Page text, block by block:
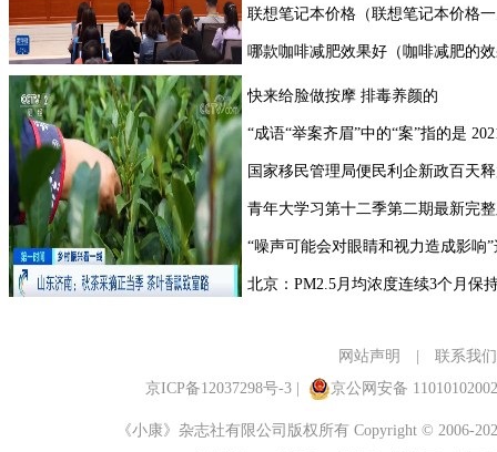
网站声明
联系我们
京ICP备12037298号-3
京公网安备
《小康》杂志社有限公司版权所有 Copyright © 2006-